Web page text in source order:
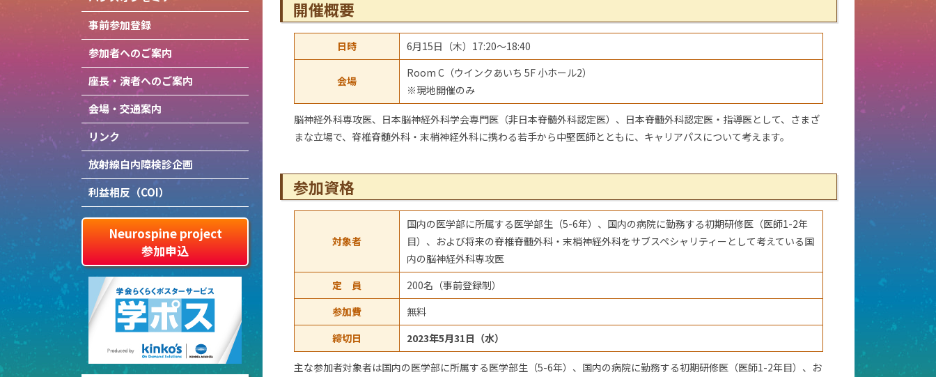
事前参加登録
参加者へのご案内
座長・演者へのご案内
会場・交通案内
リンク
放射線白内障検診企画
利益相反（COI）
Neurospine project
参加申込
開催概要
日時 6月15日（木）17:20～18:40
会場
Room C（ウインクあいち 5F 小ホール2）
※現地開催のみ
脳神経外科専攻医、日本脳神経外科学会専門医（非日本脊髄外科認定医）、日本脊髄外科認定医・指導医として、さまざ
まな立場で、脊椎脊髄外科・末梢神経外科に携わる若手から中堅医師とともに、キャリアパスについて考えます。
参加資格
対象者
国内の医学部に所属する医学部生（5-6年）、国内の病院に勤務する初期研修医（医師1-2年
目）、および将来の脊椎脊髄外科・末梢神経外科をサブスペシャリティーとして考えている国
内の脳神経外科専攻医
定 員
200名（事前登録制）
参加費
無料
締切日
2023年5月31日（水）
主な参加者対象者は国内の医学部に所属する医学部生（5-6年）、国内の病院に勤務する初期研修医（医師1-2年目）、お